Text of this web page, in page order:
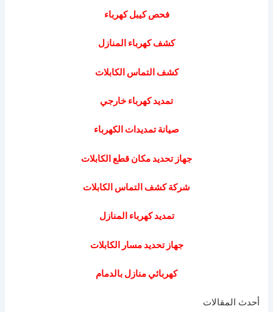
فحص كيبل كهرباء
كشف كهرباء المنازل
كشف التماس الكابلات
تمديد كهرباء خارجي
صيانة تمديدات الكهرباء
جهاز تحديد مكان قطع الكابلات
شركة كشف التماس الكابلات
تمديد كهرباء المنازل
جهاز تحديد مسار الكابلات
كهربائي منازل بالدمام
أحدث المقالات